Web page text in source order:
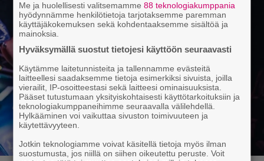
Me ja huolellisesti valitsemamme88 teknologiakumppania
hyödynnämme henkilötietoja tarjotaksemme paremman
käyttäjäkokemuksen sekä kohdentaaksemme sisältöä ja
mainoksia.
Hyväksymällä suostut tietojesi käyttöön seuraavasti
Käytämme laitetunnisteita ja tallennamme evästeitä
laitteellesi saadaksemme tietoja esimerkiksi sivuista, joilla
vierailit, IP-osoitteestasi sekä laitteesi ominaisuuksista.
Pääset tutustumaan yksityiskohtaisesti käyttötarkoituksiin ja
teknologiakumppaneihimme seuraavalla välilehdellä.
Hylkääminen voi vaikuttaa sivuston toimivuuteen ja
käytettävyyteen.
Jotkin teknologiamme voivat käsitellä tietoja myös ilman
suostumusta, jos niillä on siihen oikeutettu peruste. Voit